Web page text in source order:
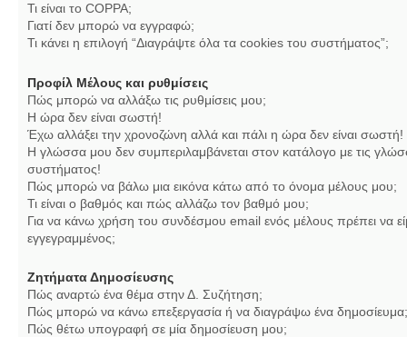
Τι είναι το COPPA;
Γιατί δεν μπορώ να εγγραφώ;
Τι κάνει η επιλογή “Διαγράψτε όλα τα cookies του συστήματος”;
Προφίλ Μέλους και ρυθμίσεις
Πώς μπορώ να αλλάξω τις ρυθμίσεις μου;
Η ώρα δεν είναι σωστή!
Έχω αλλάξει την χρονοζώνη αλλά και πάλι η ώρα δεν είναι σωστή!
Η γλώσσα μου δεν συμπεριλαμβάνεται στον κατάλογο με τις
συστήματος!
Πώς μπορώ να βάλω μια εικόνα κάτω από το όνομα μέλους μου;
Τι είναι ο βαθμός και πώς αλλάζω τον βαθμό μου;
Για να κάνω χρήση του συνδέσμου email ενός μέλους πρέπει να
εγγεγραμμένος;
Ζητήματα Δημοσίευσης
Πώς αναρτώ ένα θέμα στην Δ. Συζήτηση;
Πώς μπορώ να κάνω επεξεργασία ή να διαγράψω ένα δημοσίευμα;
Πώς θέτω υπογραφή σε μία δημοσίευση μου;